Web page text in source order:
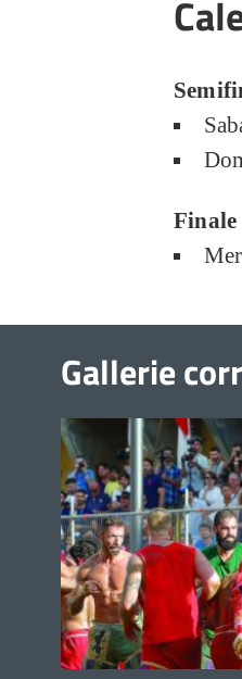
Finale
Gallerie